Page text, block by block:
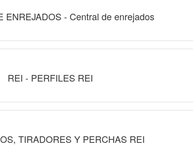
ENREJADOS - Central de enrejados
REI - PERFILES REI
TIRADORES Y PERCHAS REI